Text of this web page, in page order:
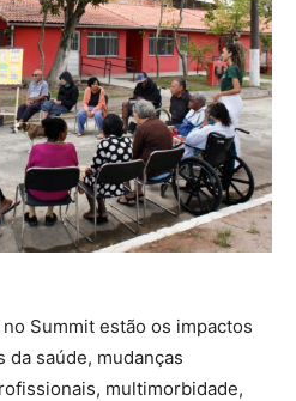
Summit estão os impactos
saúde, mudanças
multimorbidade,